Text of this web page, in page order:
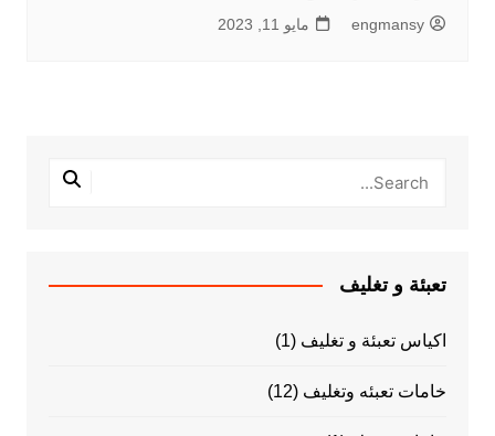
engmansy مايو 11, 2023
تعبئة و تغليف
اكياس تعبئة و تغليف (1)
خامات تعبئه وتغليف (12)